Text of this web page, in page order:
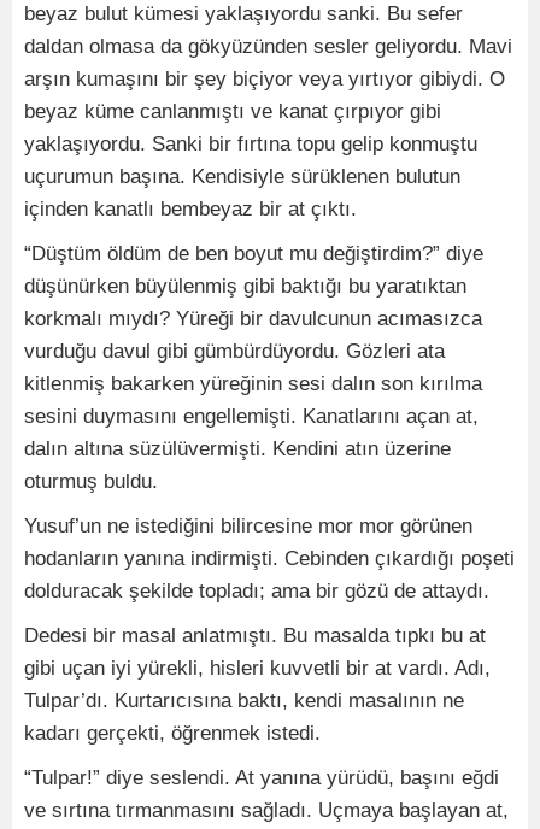
beyaz bulut kümesi yaklaşıyordu sanki. Bu sefer
daldan olmasa da gökyüzünden sesler geliyordu. Mavi
arşın kumaşını bir şey biçiyor veya yırtıyor gibiydi. O
beyaz küme canlanmıştı ve kanat çırpıyor gibi
yaklaşıyordu. Sanki bir fırtına topu gelip konmuştu
uçurumun başına. Kendisiyle sürüklenen bulutun
içinden kanatlı bembeyaz bir at çıktı.
“Düştüm öldüm de ben boyut mu değiştirdim?” diye
düşünürken büyülenmiş gibi baktığı bu yaratıktan
korkmalı mıydı? Yüreği bir davulcunun acımasızca
vurduğu davul gibi gümbürdüyordu. Gözleri ata
kitlenmiş bakarken yüreğinin sesi dalın son kırılma
sesini duymasını engellemişti. Kanatlarını açan at,
dalın altına süzülüvermişti. Kendini atın üzerine
oturmuş buldu.
Yusuf’un ne istediğini bilircesine mor mor görünen
hodanların yanına indirmişti. Cebinden çıkardığı poşeti
dolduracak şekilde topladı; ama bir gözü de attaydı.
Dedesi bir masal anlatmıştı. Bu masalda tıpkı bu at
gibi uçan iyi yürekli, hisleri kuvvetli bir at vardı. Adı,
Tulpar’dı. Kurtarıcısına baktı, kendi masalının ne
kadarı gerçekti, öğrenmek istedi.
“Tulpar!” diye seslendi. At yanına yürüdü, başını eğdi
ve sırtına tırmanmasını sağladı. Uçmaya başlayan at,